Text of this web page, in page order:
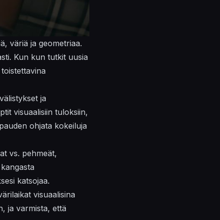
väriä ja geometriaa.
Kun kun tutkit uusia
ja
visuaalisiin tuloksiin,
ohjata kokeiluja
vs. pehmeät,
katsojaa.
visuaalisina
ja varmista, että